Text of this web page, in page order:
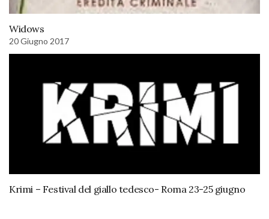
Widows
20 Giugno 2017
Krimi – Festival del giallo tedesco- Roma 23-25 giugno